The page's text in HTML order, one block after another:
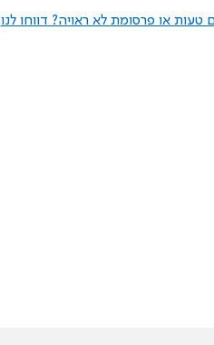
או פרסומת לא ראויה? דווחו לנו